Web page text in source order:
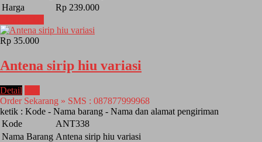
Harga
Rp 239.000
Rp 35.000
Antena sirip hiu variasi
Detail
Order Sekarang » SMS : 087877999968
ketik : Kode - Nama barang - Nama dan alamat pengiriman
Kode
ANT338
Nama Barang Antena sirip hiu variasi